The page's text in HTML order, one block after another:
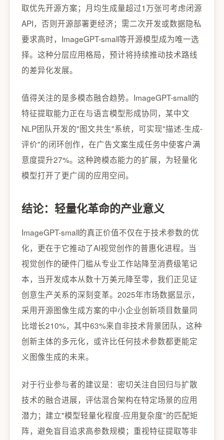
取优先开源方案；月均生成量超过1万张可考虑闭源
API，否则开源部署更经济；需二次开发或数据隐私
要求高时，ImageGPT-small等开源模型成为唯一选
择。这种分层应用格局，预计将持续推动技术路线
的差异化发展。
值得关注的是多模态融合趋势。ImageGPT-small的
特征提取能力正在与语言模型形成协同，某中文
NLP团队开发的"图文共生"系统，可实现"描述-生成-
评价"的闭环创作，在广告文案生成任务中使客户满
意度提升27%。这种跨模态能力的扩展，为轻量化
模型打开了更广阔的应用空间。
结论：轻量化革命的产业意义
ImageGPT-small的真正价值不仅在于技术参数的优
化，更在于它推动了AI视觉创作的普惠化进程。当
视觉创作的硬件门槛从专业工作站降至消费级笔记
本，当开发成本从数十万美元降至零，我们正见证
创意生产关系的深刻变革。2025年市场数据显示，
采用开源图像生成方案的中小企业创新项目数量同
比增长210%，其中63%来自非技术背景团队，这种
创新主体的多元化，或许比任何技术参数都更能定
义图像生成的未来。
对于行业参与者的建议是：密切关注自回归与扩散
技术的融合进展，评估混合架构在特定场景的应用
潜力；建立"模型轻量化程度-应用复杂度"的匹配矩
阵，避免盲目追求高参数规模；重视特征提取等非